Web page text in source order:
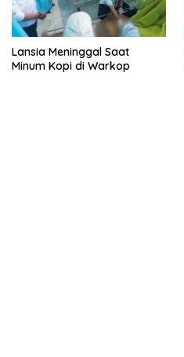
Lansia Meninggal Saat
Minum Kopi di Warkop